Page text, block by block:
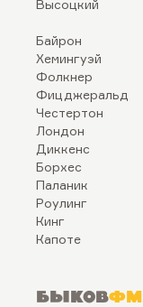
Высоцкий
Байрон
Хемингуэй
Фолкнер
Фицджеральд
Честертон
Лондон
Диккенс
Борхес
Паланик
Роулинг
Кинг
Капоте
БыковФМ